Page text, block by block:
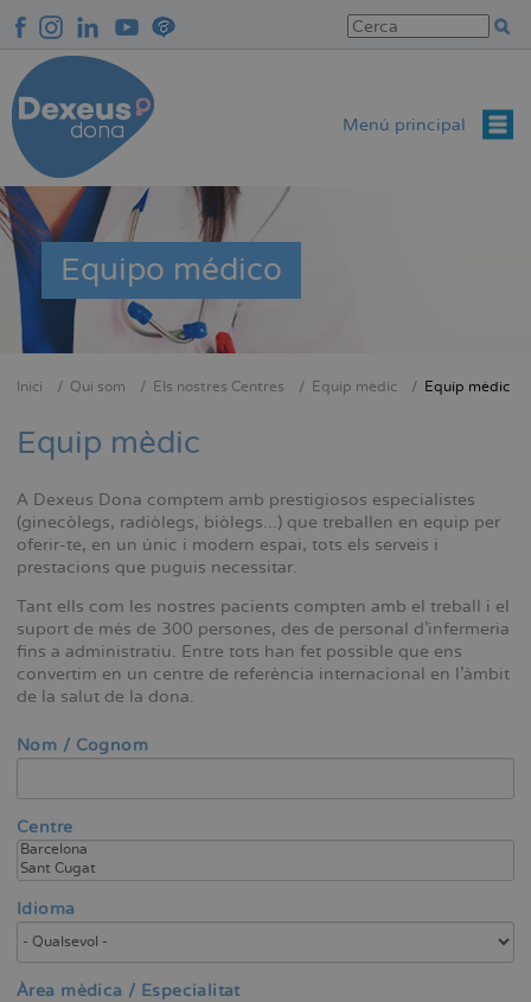
contingut
Menú principal
Equipo médico
d'Ariadna
Inici Qui som Els nostres Centres Equip mèdic Equip mèdic
Equip mèdic
A Dexeus Dona comptem amb prestigiosos especialistes
(ginecòlegs, radiòlegs, biòlegs...) que treballen en equip per
oferir-te, en un únic i modern espai, tots els serveis i
prestacions que puguis necessitar.
Tant ells com les nostres pacients compten amb el treball i el
suport de més de 300 persones, des de personal d'infermeria
fins a administratiu. Entre tots han fet possible que ens
convertim en un centre de referència internacional en l'àmbit
de la salut de la dona.
Nom / Cognom
Centre
Idioma
Àrea mèdica / Especialitat